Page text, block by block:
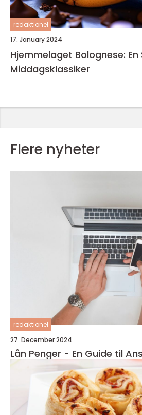
redaktionel
17. January 2024
Hjemmelaget Bolognese: En
Middagsklassiker
Flere nyheter
redaktionel
27. December 2024
Lån Penger - En Guide til